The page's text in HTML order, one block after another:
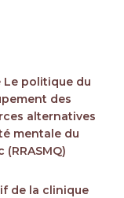
Le politique du
des
alternatives
mentale du
(RRASMQ)
de la clinique